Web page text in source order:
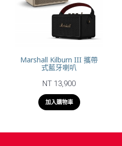
Marshall Kilburn III 攜帶
式藍牙喇叭
NT 13,900
加入購物車